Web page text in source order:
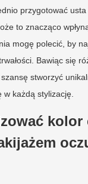
przygotować usta
to znacząco
mogę polecić, by
Bawiąc się
stworzyć
każdą stylizację.
kolor